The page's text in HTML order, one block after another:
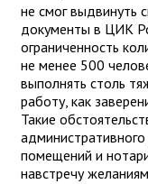
не смог выдвинуть
документы в ЦИК
ограниченность
не менее 500
выполнять столь
работу, как
Такие
помещений и
навстречу